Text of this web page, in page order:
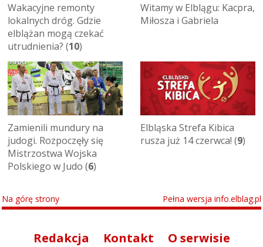
Wakacyjne remonty
lokalnych dróg. Gdzie
elblążan mogą czekać
utrudnienia? (10)
Witamy w Elblągu: Kacpra,
Miłosza i Gabriela
Zamienili mundury na
judogi. Rozpoczęły się
Mistrzostwa Wojska
Polskiego w Judo (6)
Elbląska Strefa Kibica
rusza już 14 czerwca! (9)
Na górę strony Pełna wersja info.elblag.pl
Redakcja Kontakt O serwisie